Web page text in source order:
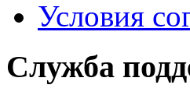
Условия
Служба